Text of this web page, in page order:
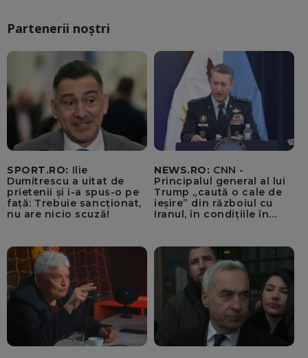
Partenerii noștri
SPORT.RO: Ilie
Dumitrescu a uitat de
prietenii și i-a spus-o pe
față: Trebuie sancționat,
nu are nicio scuză!
NEWS.RO: CNN -
Principalul general al lui
Trump „caută o cale de
ieșire” din războiul cu
Iranul, în condițiile în